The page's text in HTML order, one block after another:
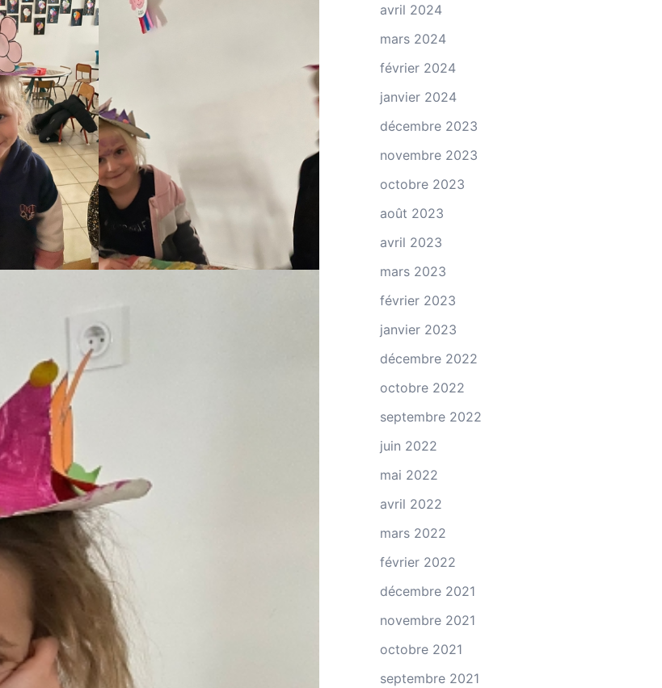
avril 2024
mars 2024
février 2024
janvier 2024
décembre 2023
novembre 2023
octobre 2023
août 2023
avril 2023
mars 2023
février 2023
janvier 2023
décembre 2022
octobre 2022
septembre 2022
juin 2022
mai 2022
avril 2022
mars 2022
février 2022
décembre 2021
novembre 2021
octobre 2021
septembre 2021